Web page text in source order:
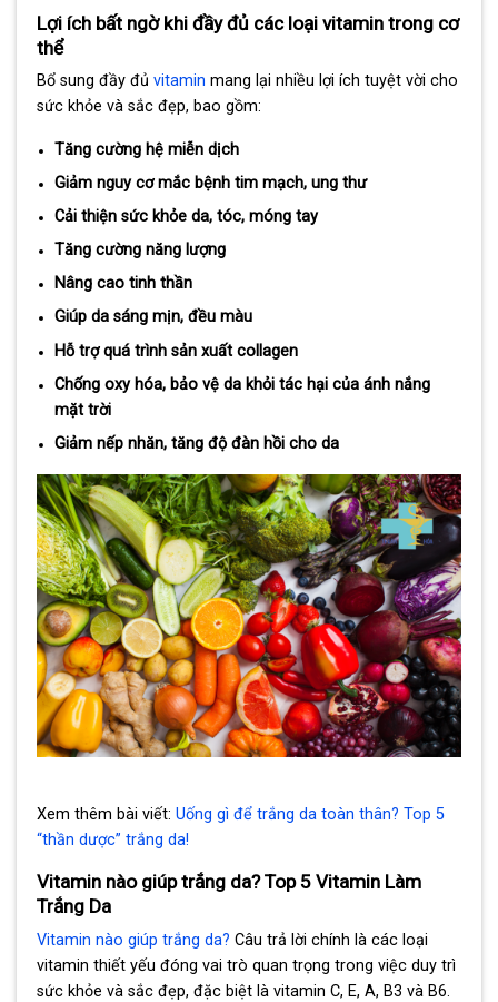
Lợi ích bất ngờ khi đầy đủ các loại vitamin trong cơ
thể
Bổ sung đầy đủ vitamin mang lại nhiều lợi ích tuyệt vời cho
sức khỏe và sắc đẹp, bao gồm:
Tăng cường hệ miễn dịch
Giảm nguy cơ mắc bệnh tim mạch, ung thư
Cải thiện sức khỏe da, tóc, móng tay
Tăng cường năng lượng
Nâng cao tinh thần
Giúp da sáng mịn, đều màu
Hỗ trợ quá trình sản xuất collagen
Chống oxy hóa, bảo vệ da khỏi tác hại của ánh nắng
mặt trời
Giảm nếp nhăn, tăng độ đàn hồi cho da
Xem thêm bài viết: Uống gì để trắng da toàn thân? Top 5
“thần dược” trắng da!
Vitamin nào giúp trắng da? Top 5 Vitamin Làm
Trắng Da
Vitamin nào giúp trắng da? Câu trả lời chính là các loại
vitamin thiết yếu đóng vai trò quan trọng trong việc duy trì
sức khỏe và sắc đẹp, đặc biệt là vitamin C, E, A, B3 và B6.